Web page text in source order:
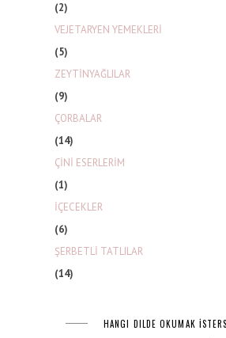
(2)
VEJETARYEN YEMEKLERİ
(5)
ZEYTİNYAĞLILAR
(9)
ÇORBALAR
(14)
ÇİNİ ESERLERİM
(1)
İÇECEKLER
(6)
ŞERBETLİ TATLILAR
(14)
HANGI DILDE OKUMAK